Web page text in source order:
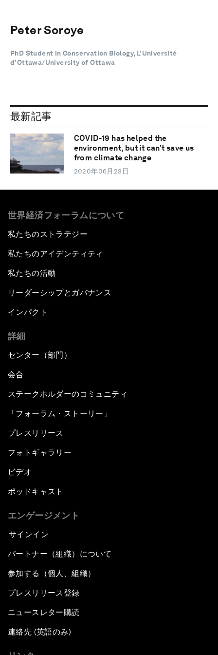
Peter Soroye
PhD Student in Conservation Biology, L’Université
d’Ottawa/University of Ottawa
最新記事
COVID-19 has helped the
environment, but it can’t save us
from climate change
2020年06月23日
世界経済フォーラムについて
私たちのストラテジー
私たちのアイデンティティ
私たちの活動
リーダーシップとガバナンス
インパクト
詳細
センター（部門）
会合
ステークホルダーのコミュニティ
「フォーラム・ストーリー」
プレスリリース
フォトギャラリー
ビデオ
ポッドキャスト
エンゲージメント
サインイン
パートナー（組織）について
参加する（個人、組織）
プレスリリース登録
ニュースレター購読
連絡先 (英語のみ)